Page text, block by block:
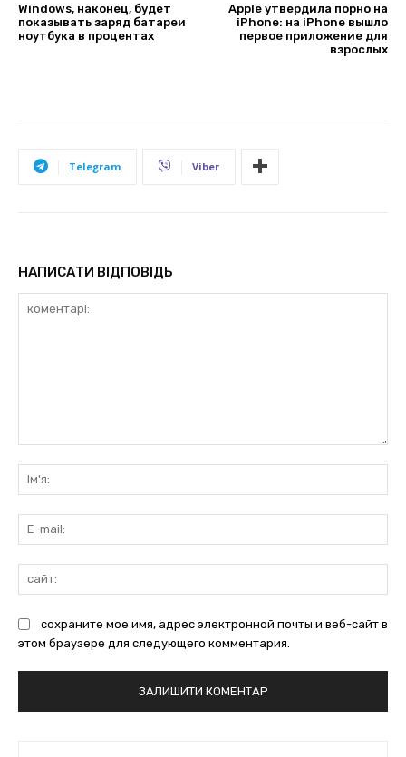
Windows, наконец, будет
показывать заряд батареи
ноутбука в процентах
Apple утвердила порно на
iPhone: на iPhone вышло
первое приложение для
взрослых
Telegram Viber
НАПИСАТИ ВІДПОВІДЬ
сохраните мое имя, адрес электронной почты и веб-сайт в
этом браузере для следующего комментария.